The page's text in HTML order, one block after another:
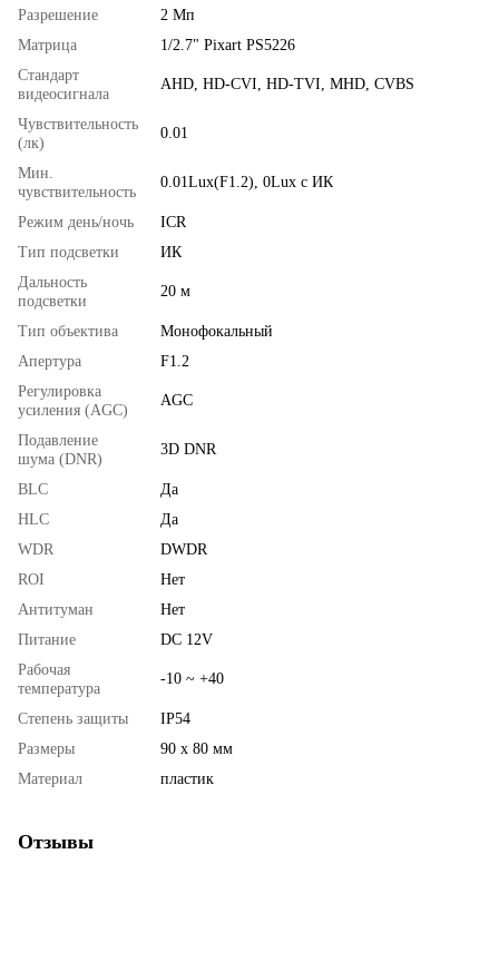
Разрешение
2 Мп
Матрица
1/2.7" Pixart PS5226
Стандарт
видеосигнала
AHD, HD-CVI, HD-TVI, MHD, CVBS
Чувствительность
(лк)
0.01
Мин.
чувствительность
0.01Lux(F1.2), 0Lux с ИК
Режим день/ночь
ICR
Тип подсветки
ИК
Дальность
подсветки
20 м
Тип объектива
Монофокальный
Апертура
F1.2
Регулировка
усиления (AGC)
AGC
Подавление
шума (DNR)
3D DNR
BLC
Да
HLC
Да
WDR
DWDR
ROI
Нет
Антитуман
Нет
Питание
DC 12V
Рабочая
температура
-10 ~ +40
Степень защиты
IP54
Размеры
90 х 80 мм
Материал
пластик
Отзывы